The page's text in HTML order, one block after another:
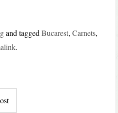
and taggedBucarest,Carnets,
.